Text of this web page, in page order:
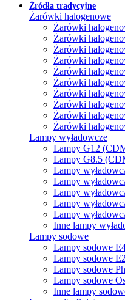
Źródła tradycyjne
Żarówki halogenowe
Żarówki
Żarówki
Żarówki
Żarówki
Żarówki
Żarówki
Żarówki
Żarówki
Żarówki
Żarówki
Lampy wyładowcze
Lampy G12
Lampy G8.5
Lampy
Lampy
Lampy
Lampy
Lampy
Inne lampy
Lampy sodowe
Lampy sodowe
Lampy sodowe
Lampy sodowe
Lampy sodowe
Inne lampy